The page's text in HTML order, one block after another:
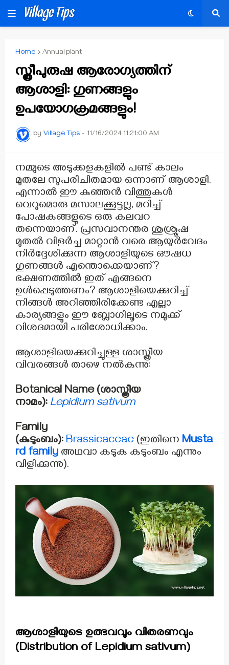
Home Annual plant
സ്ത്രീപുരുഷ ആരോഗ്യത്തിന്
ആശാളി: ഗുണങ്ങളും
ഉപയോഗക്രമങ്ങളും!
by Village Tips - 11/16/2024 11:21:00 AM
നമ്മുടെ അടുക്കളകളിൽ പണ്ട് കാലം
മുതലേ സുപരിചിതമായ ഒന്നാണ് ആശാളി.
എന്നാൽ ഈ കുഞ്ഞൻ വിത്തുകൾ
വെറുമൊരു മസാലക്കൂട്ടല്ല, മറിച്ച്
പോഷകങ്ങളുടെ ഒരു കലവറ
തന്നെയാണ്. പ്രസവാനന്തര ശുശ്രൂഷ
മുതൽ വിളർച്ച മാറ്റാൻ വരെ ആയുർവേദം
നിർദ്ദേശിക്കുന്ന ആശാളിയുടെ ഔഷധ
ഗുണങ്ങൾ എന്തൊക്കെയാണ്?
ഭക്ഷണത്തിൽ ഇത് എങ്ങനെ
ഉൾപ്പെടുത്തണം? ആശാളിയെക്കുറിച്ച്
നിങ്ങൾ അറിഞ്ഞിരിക്കേണ്ട എല്ലാ
കാര്യങ്ങളും ഈ ബ്ലോഗിലൂടെ നമുക്ക്
വിശദമായി പരിശോധിക്കാം.
ആശാളിയെക്കുറിച്ചുള്ള ശാസ്ത്രീയ
വിവരങ്ങൾ താഴെ നൽകുന്നു:
Botanical Name (ശാസ്ത്രീയ
നാമം): Lepidium sativum
Family
(കുടുംബം): Brassicaceae (ഇതിനെ Musta
rd family അഥവാ കടുകു കുടുംബം എന്നും
വിളിക്കുന്നു).
ആശാളിയുടെ ഉത്ഭവവും വിതരണവും
(Distribution of Lepidium sativum)